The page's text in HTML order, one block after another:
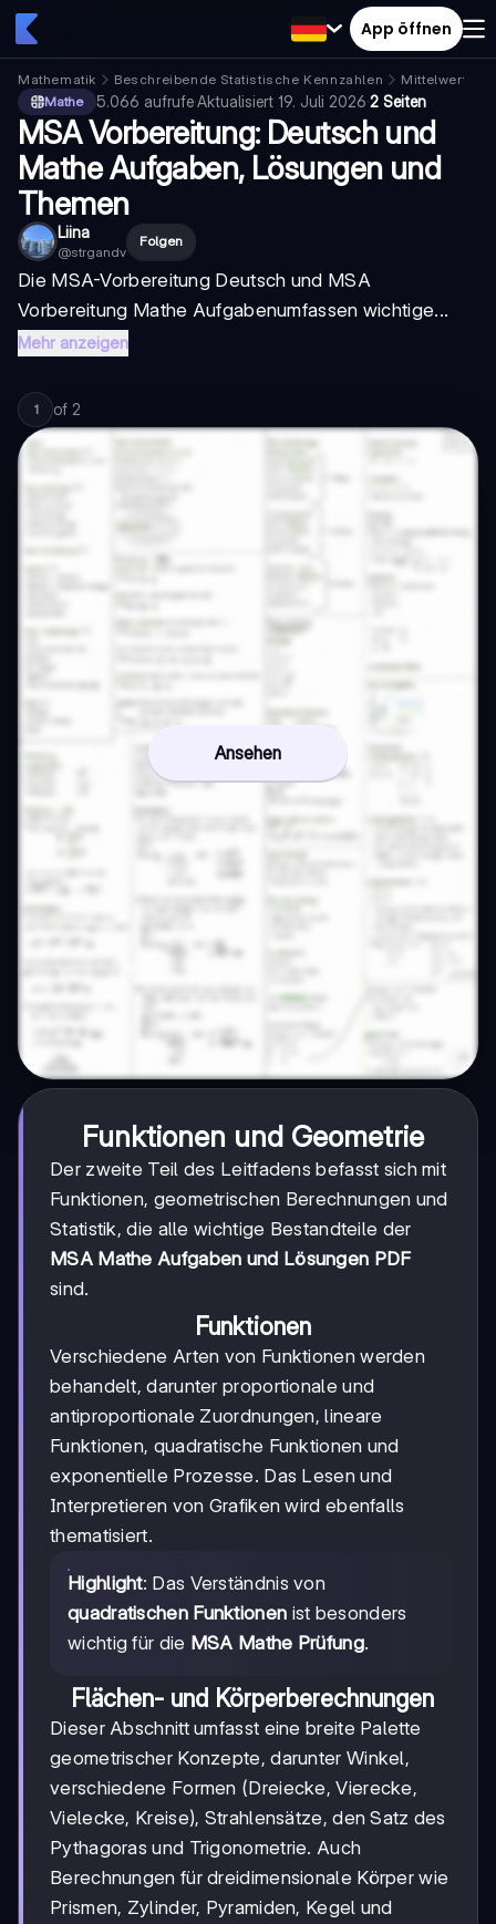
App öffnen
Mathematik Beschreibende Statistische Kennzahlen
Mittelwert
Mathe
5.066 aufrufe·Aktualisiert 19. Juli 2026·2 Seiten
MSA Vorbereitung: Deutsch und
Mathe Aufgaben, Lösungen und
Themen
Liina
@strgandv
Folgen
Die MSA-Vorbereitung Deutsch und MSA
Vorbereitung Mathe Aufgabenumfassen wichtige...
Mehr anzeigen
1 of 2
Ansehen
Funktionen und Geometrie
Der zweite Teil des Leitfadens befasst sich mit
Funktionen, geometrischen Berechnungen und
Statistik, die alle wichtige Bestandteile der
MSA Mathe Aufgaben und Lösungen PDF
sind.
Funktionen
Verschiedene Arten von Funktionen werden
behandelt, darunter proportionale und
antiproportionale Zuordnungen, lineare
Funktionen, quadratische Funktionen und
exponentielle Prozesse. Das Lesen und
Interpretieren von Grafiken wird ebenfalls
thematisiert.
Highlight: Das Verständnis von
quadratischen Funktionen ist besonders
wichtig für die MSA Mathe Prüfung.
Flächen- und Körperberechnungen
Dieser Abschnitt umfasst eine breite Palette
geometrischer Konzepte, darunter Winkel,
verschiedene Formen (Dreiecke, Vierecke,
Vielecke, Kreise), Strahlensätze, den Satz des
Pythagoras und Trigonometrie. Auch
Berechnungen für dreidimensionale Körper wie
Prismen, Zylinder, Pyramiden, Kegel und